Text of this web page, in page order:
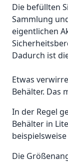
Die befüllten
Sammlung
eigentlichen
Dadurch ist
Etwas
Behälter. Das
In der Regel
Behälter in
Die